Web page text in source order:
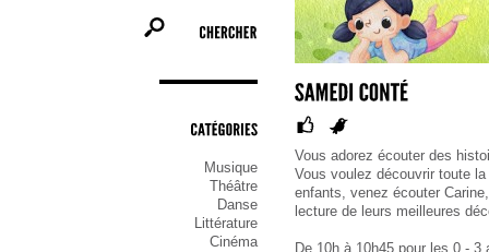
Musique
Théâtre
Danse
Littérature
Cinéma
Vous adorez écouter des
Vous voulez découvrir toute
enfants, venez écouter
lecture de leurs meilleures
De 10h à 10h45 pour les 0 - 3